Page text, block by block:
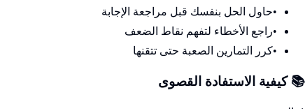
•حاول الحل بنفسك قبل مراجعة الإجابة
•راجع الأخطاء لتفهم نقاط الضعف
•كرر التمارين الصعبة حتى تتقنها
📚 كيفية الاستفادة القصوى